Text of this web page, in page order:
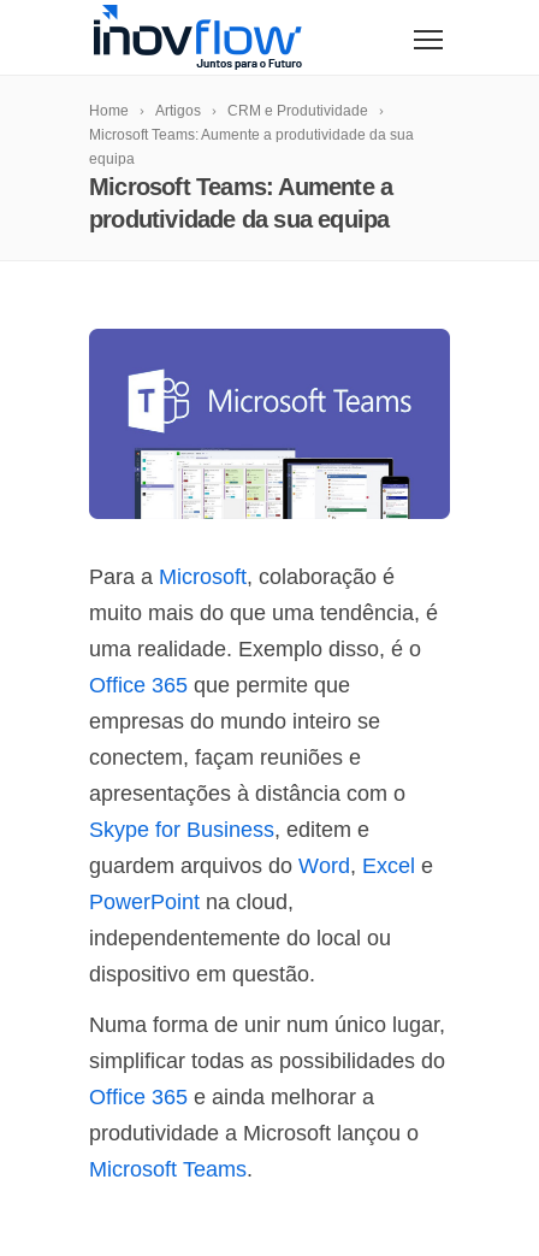
Home Artigos
CRM e Produtividade
Microsoft Teams: Aumente a produtividade da sua
equipa
Microsoft Teams: Aumente a
produtividade da sua equipa
Para a Microsoft, colaboração é
muito mais do que uma tendência, é
uma realidade. Exemplo disso, é o
Office 365 que permite que
empresas do mundo inteiro se
conectem, façam reuniões e
apresentações à distância com o
Skype for Business, editem e
guardem arquivos do Word, Excel e
PowerPoint na cloud,
independentemente do local ou
dispositivo em questão.
Numa forma de unir num único lugar,
simplificar todas as possibilidades do
Office 365 e ainda melhorar a
produtividade a Microsoft lançou o
Microsoft Teams.